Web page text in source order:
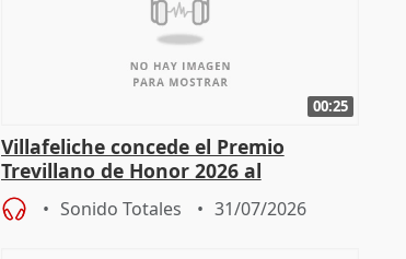
00:25
Villafeliche concede el Premio
Trevillano de Honor 2026 al
periodista Xabier Fortes
Sonido Totales 31/07/2026